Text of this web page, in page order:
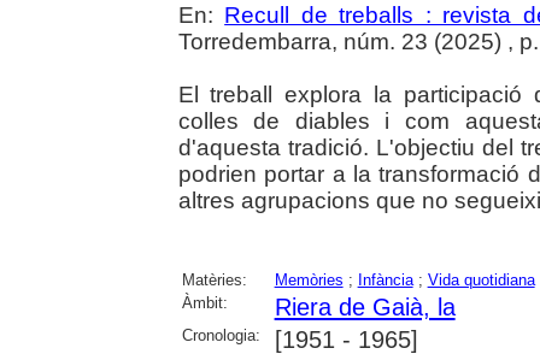
En: Recull de treballs : revista
Torredembarra, núm. 23 (2025) ,
El treball explora la
colles de diables i com
d'aquesta tradició. L'objectiu del
podrien portar a la transformació
altres agrupacions que no
Matèries: Memòries ; Infància; Vida quotidiana
Àmbit:
Riera de Gaià, la
Cronologia: [1951 - 1965]